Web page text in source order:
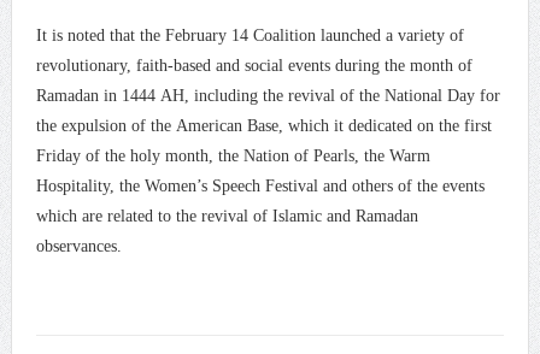
It is noted that the February 14 Coalition launched a variety of
revolutionary, faith-based and social events during the month of
Ramadan in 1444 AH, including the revival of the National Day for
the expulsion of the American Base, which it dedicated on the first
Friday of the holy month, the Nation of Pearls, the Warm
Hospitality, the Women’s Speech Festival and others of the events
which are related to the revival of Islamic and Ramadan
observances.